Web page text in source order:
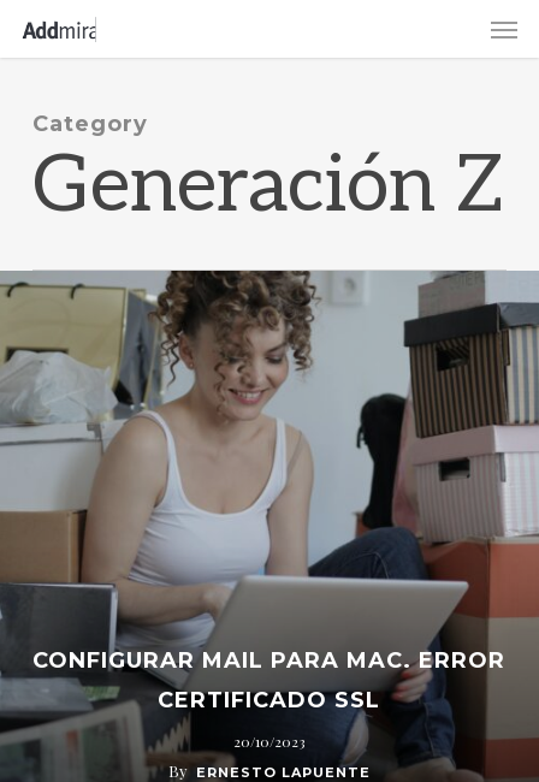
main
Category
Generación Z
CONFIGURAR MAIL PARA MAC. ERROR
CERTIFICADO SSL
20/10/2023
By ERNESTO LAPUENTE